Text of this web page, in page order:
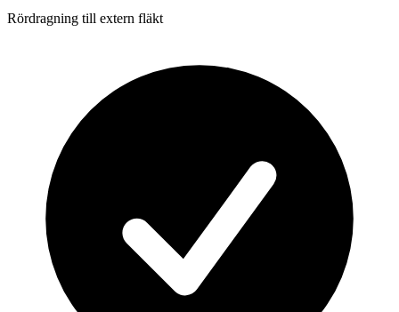
Rördragning till extern fläkt